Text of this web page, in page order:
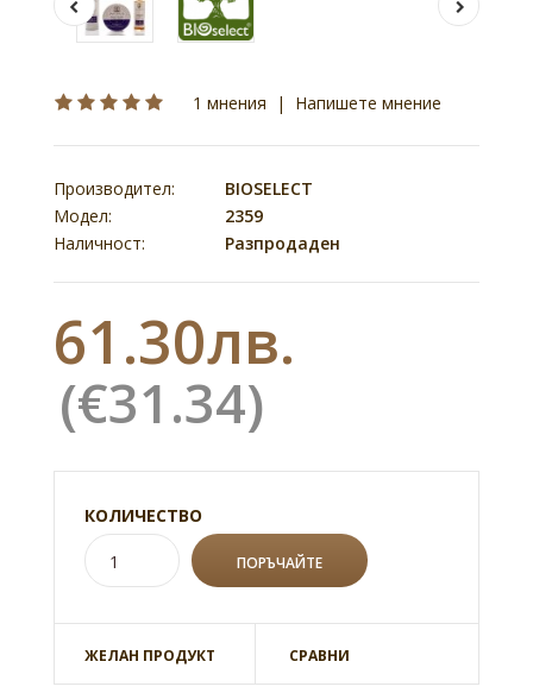
1 мнения | Напишете мнение
Производител:
BIOSELECT
Модел:
2359
Наличност:
Разпродаден
61.30лв.
(€31.34)
КОЛИЧЕСТВО
ЖЕЛАН ПРОДУКТ СРАВНИ